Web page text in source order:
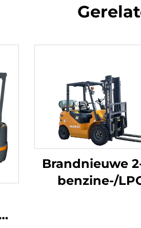
Brandnieuwe
benzine-/